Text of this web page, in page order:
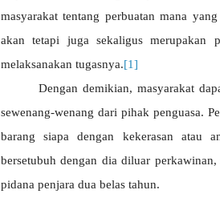
masyarakat tentang perbuatan mana
akan tetapi juga sekaligus merupakan
melaksanakan tugasnya.[1]
Dengan demikian, masyarakat
sewenang-wenang dari pihak penguasa.
barang
siapa dengan kekerasan atau
bersetubuh dengan dia diluar perkawinan,
pidana penjara dua belas tahun.